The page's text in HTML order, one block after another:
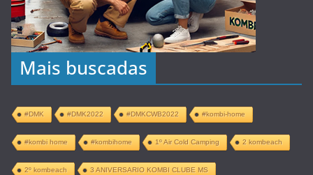
Mais buscadas
#DMK #DMK2022 #DMKCWB2022 #kombi-home
#kombi home #kombihome 1º Air Cold Camping 2 kombeach
2º kombeach 3 ANIVERSARIO KOMBI CLUBE MS